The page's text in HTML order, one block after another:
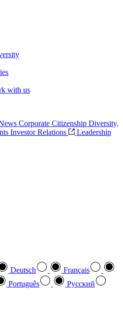
with us
Corporate Citizenship Diversity,
Investor Relations
Leadership
Deutsch
Français
Português
Pусский